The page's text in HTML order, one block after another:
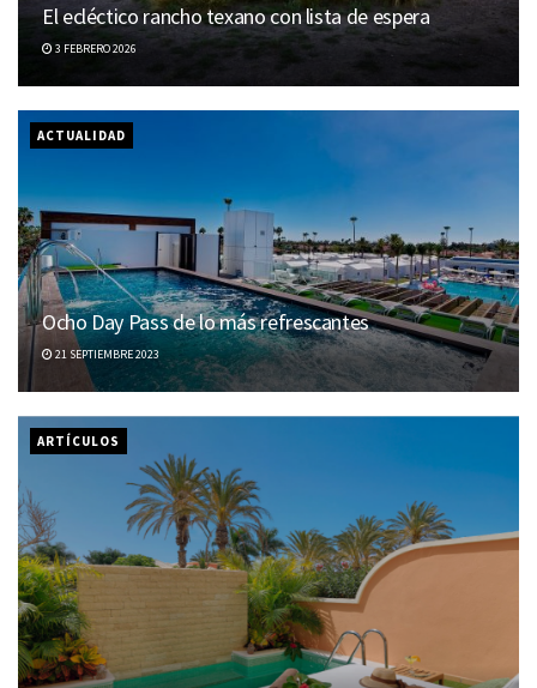
El ecléctico rancho texano con lista de espera
3 FEBRERO 2026
ACTUALIDAD
Ocho Day Pass de lo más refrescantes
21 SEPTIEMBRE 2023
ARTÍCULOS